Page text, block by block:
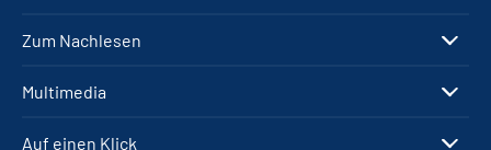
Zum Nachlesen
Multimedia
Auf einen Klick